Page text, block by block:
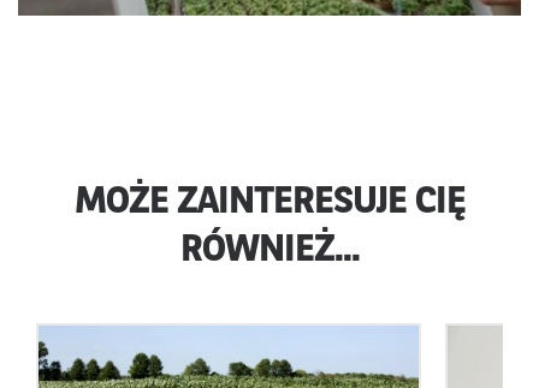
MOŻE ZAINTERESUJE CIĘ
RÓWNIEŻ...